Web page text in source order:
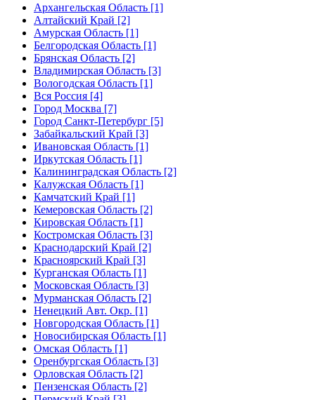
Архангельская Область [1]
Алтайский Край [2]
Амурская Область [1]
Белгородская Область [1]
Брянская Область [2]
Владимирская Область [3]
Вологодская Область [1]
Вся Россия [4]
Город Москва [7]
Город Санкт-Петербург [5]
Забайкальский Край [3]
Ивановская Область [1]
Иркутская Область [1]
Калининградская Область [2]
Калужская Область [1]
Камчатский Край [1]
Кемеровская Область [2]
Кировская Область [1]
Костромская Область [3]
Краснодарский Край [2]
Красноярский Край [3]
Курганская Область [1]
Московская Область [3]
Мурманская Область [2]
Ненецкий Авт. Окр. [1]
Новгородская Область [1]
Новосибирская Область [1]
Омская Область [1]
Оренбургская Область [3]
Орловская Область [2]
Пензенская Область [2]